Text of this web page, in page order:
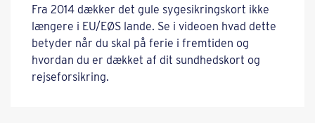
Fra 2014 dækker det gule sygesikringskort ikke
længere i EU/EØS lande. Se i videoen hvad dette
betyder når du skal på ferie i fremtiden og
hvordan du er dækket af dit sundhedskort og
rejseforsikring.